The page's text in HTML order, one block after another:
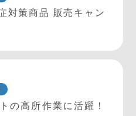
対策商品 販売キャン
の高所作業に活躍！